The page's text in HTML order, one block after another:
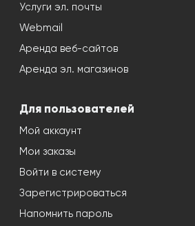
Услуги эл. почты
Webmail
Аренда веб-сайтов
Аренда эл. магазинов
Для пользователей
Мой аккаунт
Мои заказы
Войти в систему
Зарегистрироваться
Напомнить пароль